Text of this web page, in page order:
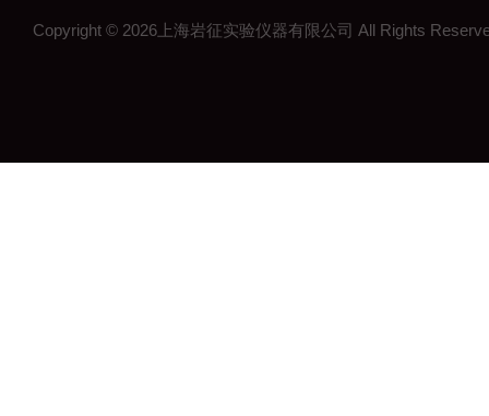
Copyright © 2026上海岩征实验仪器有限公司 All Rights